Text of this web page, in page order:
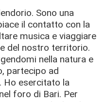
Sono una
il contatto con la
musica e viaggiare
del nostro territorio.
nella natura e
partecipo ad
Ho esercitato la
foro di Bari. Per